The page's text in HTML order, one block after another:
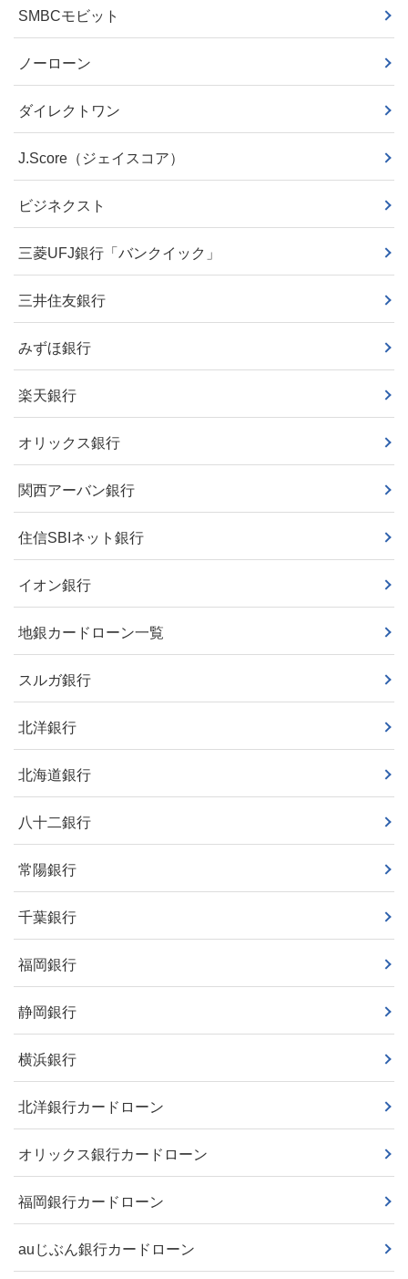
SMBCモビット
ノーローン
ダイレクトワン
J.Score（ジェイスコア）
ビジネクスト
三菱UFJ銀行「バンクイック」
三井住友銀行
みずほ銀行
楽天銀行
オリックス銀行
関西アーバン銀行
住信SBIネット銀行
イオン銀行
地銀カードローン一覧
スルガ銀行
北洋銀行
北海道銀行
八十二銀行
常陽銀行
千葉銀行
福岡銀行
静岡銀行
横浜銀行
北洋銀行カードローン
オリックス銀行カードローン
福岡銀行カードローン
auじぶん銀行カードローン